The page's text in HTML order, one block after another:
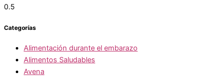
Categorías
Alimentación durante el embarazo
Alimentos Saludables
Avena